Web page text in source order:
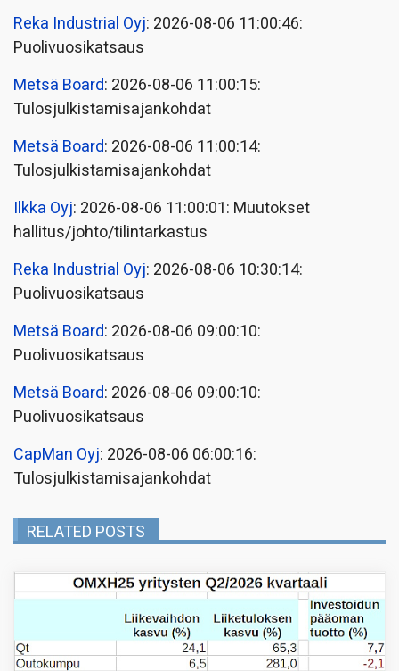
Reka Industrial Oyj: 2026-08-06 11:00:46:
Puolivuosikatsaus
Metsä Board: 2026-08-06 11:00:15:
Tulosjulkistamisajankohdat
Metsä Board: 2026-08-06 11:00:14:
Tulosjulkistamisajankohdat
Ilkka Oyj: 2026-08-06 11:00:01: Muutokset
hallitus/johto/tilintarkastus
Reka Industrial Oyj: 2026-08-06 10:30:14:
Puolivuosikatsaus
Metsä Board: 2026-08-06 09:00:10:
Puolivuosikatsaus
Metsä Board: 2026-08-06 09:00:10:
Puolivuosikatsaus
CapMan Oyj: 2026-08-06 06:00:16:
Tulosjulkistamisajankohdat
RELATED POSTS